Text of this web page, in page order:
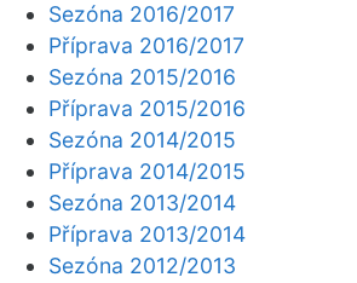
Sezóna 2016/2017
Příprava 2016/2017
Sezóna 2015/2016
Příprava 2015/2016
Sezóna 2014/2015
Příprava 2014/2015
Sezóna 2013/2014
Příprava 2013/2014
Sezóna 2012/2013